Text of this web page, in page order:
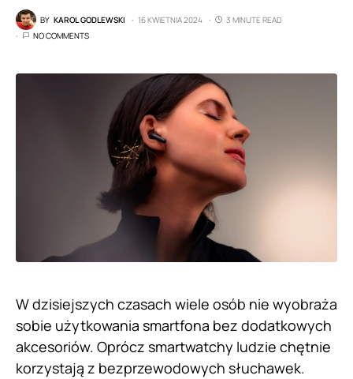
BY KAROL GODLEWSKI 16 KWIETNIA 2024
3 MINUTE READ
NO COMMENTS
W dzisiejszych czasach wiele osób nie wyobraża
sobie użytkowania smartfona bez dodatkowych
akcesoriów. Oprócz smartwatchy ludzie chętnie
korzystają z bezprzewodowych słuchawek.